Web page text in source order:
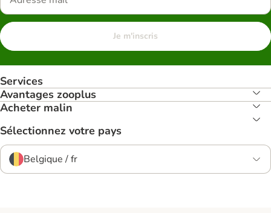
Je m'inscris
Services
Avantages zooplus
Acheter malin
Sélectionnez votre pays
Belgique / fr